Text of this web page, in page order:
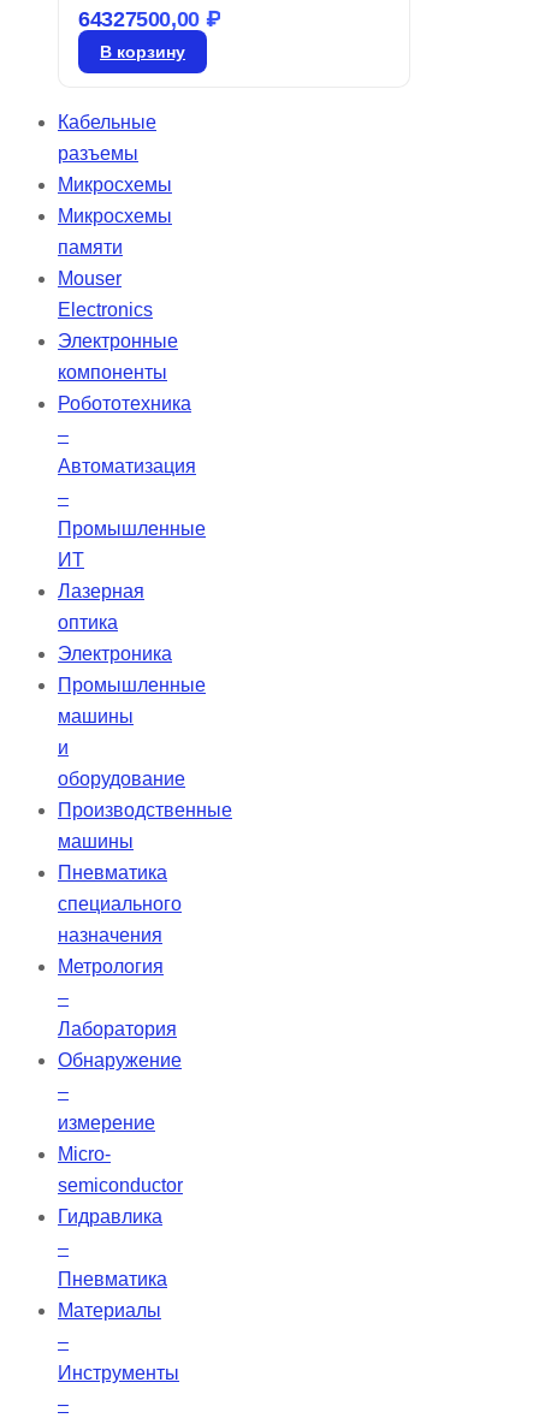
150 соответствует требованиям
современных клиник, предлагая
настройки и оптимизации работы
потребности и позволяя им
64327500,00 ₽
В корзину
Кабельные
разъемы
Микросхемы
Микросхемы
памяти
Mouser
Electronics
Электронные
компоненты
Робототехника
–
Автоматизация
–
Промышленные
ИТ
Лазерная
оптика
Электроника
Промышленные
машины
и
оборудование
Производственные
машины
Пневматика
специального
назначения
Метрология
–
Лаборатория
Обнаружение
–
измерение
Micro-
semiconductor
Гидравлика
–
Пневматика
Материалы
–
Инструменты
–